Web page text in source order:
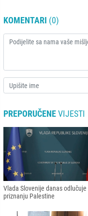
KOMENTARI (0)
PREPORUČENEVIJESTI
Vlada Slovenije danas odlučuje
priznanju Palestine